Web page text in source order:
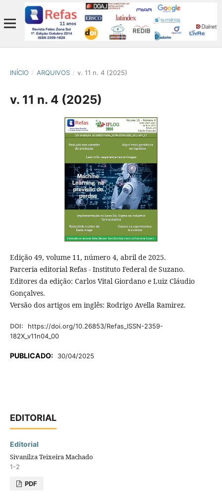
INÍCIO / ARQUIVOS / v. 11 n. 4 (2025)
v. 11 n. 4 (2025)
Edição 49, volume 11, número 4, abril de 2025.
Parceria editorial Refas - Instituto Federal de Suzano.
Editores da edição: Carlos Vital Giordano e Luiz Cláudio
Gonçalves.
Versão dos artigos em inglês: Rodrigo Avella Ramirez.
DOI:
https://doi.org/10.26853/Refas_ISSN-2359-
182X_v11n04_00
PUBLICADO: 30/04/2025
EDITORIAL
Editorial
Sivanilza Teixeira Machado
1-2
PDF